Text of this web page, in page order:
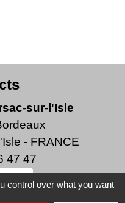
sur-l'Isle
- FRANCE
47 47
control over what you want